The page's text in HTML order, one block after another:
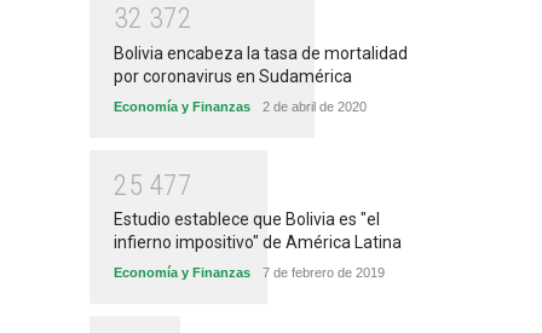
32 372
Bolivia encabeza la tasa de mortalidad
por coronavirus en Sudamérica
Economía y Finanzas 2 de abril de 2020
25 477
Estudio establece que Bolivia es "el
infierno impositivo" de América Latina
Economía y Finanzas 7 de febrero de 2019